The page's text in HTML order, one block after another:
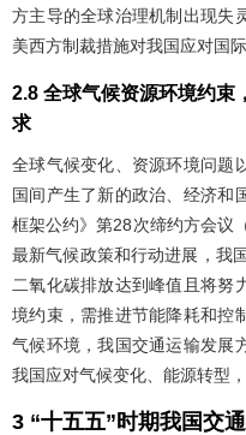
方主导的全球治理机制出现失
美西方制裁措施对我国应对国
2.8 全球气候资源环境约束
求
全球气候变化、资源环境问题
国间产生了新的政治、经济和
框架公约》第28次缔约方会议
最新气候政策和行动进展，我
二氧化碳排放达到峰值且将努
境约束，需推进节能降耗和控
气候环境，我国交通运输发展
我国应对气候变化、能源转型
3 “十五五”时期我国交